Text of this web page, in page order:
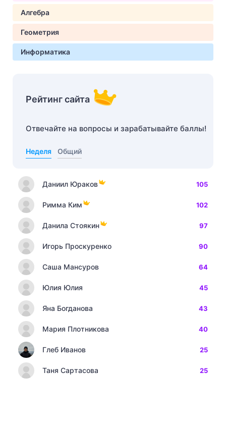
Алгебра
Геометрия
Информатика
Рейтинг сайта
Отвечайте на вопросы и зарабатывайте баллы!
Неделя Общий
Даниил Юраков 105
Римма Ким 102
Данила Стоякин 97
Игорь Проскуренко 90
Саша Мансуров 64
Юлия Юлия 45
Яна Богданова 43
Мария Плотникова 40
Глеб Иванов 25
Таня Сартасова 25